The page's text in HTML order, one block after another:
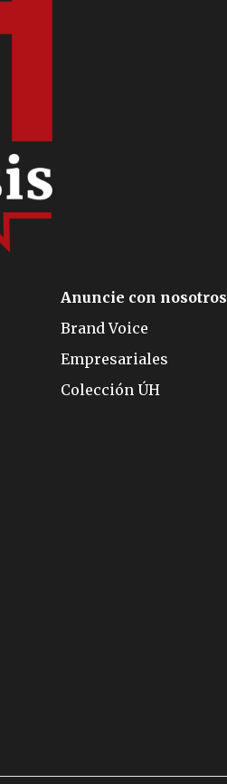
Anuncie con nosotros
Brand Voice
Empresariales
Colección ÚH